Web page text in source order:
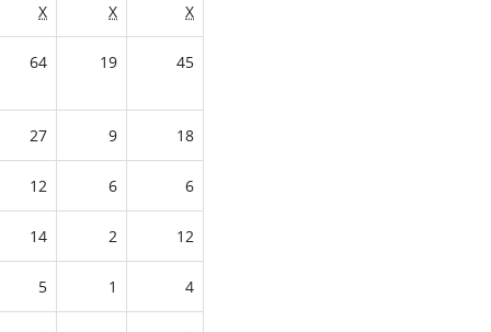
X X X
64 19 45
27 9 18
12 6 6
14 2 12
5 1 4